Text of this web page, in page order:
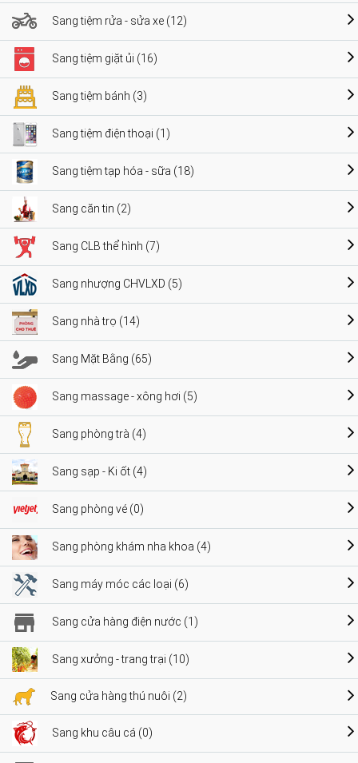
Sang tiệm rửa - sửa xe (12)
Sang tiệm giặt ủi (16)
Sang tiệm bánh (3)
Sang tiệm điện thoại (1)
Sang tiệm tạp hóa - sữa (18)
Sang căn tin (2)
Sang CLB thể hình (7)
Sang nhượng CHVLXD (5)
Sang nhà trọ (14)
Sang Mặt Bằng (65)
Sang massage - xông hơi (5)
Sang phòng trà (4)
Sang sạp - Ki ốt (4)
Sang phòng vé (0)
Sang phòng khám nha khoa (4)
Sang máy móc các loại (6)
Sang cửa hàng điện nước (1)
Sang xưởng - trang trại (10)
Sang cửa hàng thú nuôi (2)
Sang khu câu cá (0)